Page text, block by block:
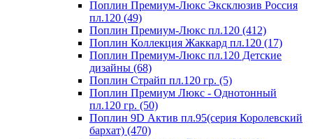
Поплин Премиум-Люкс Эксклюзив Россия
пл.120 (49)
Поплин Премиум-Люкс пл.120 (412)
Поплин Коллекция Жаккард пл.120 (17)
Поплин Премиум-Люкс пл.120 Детские
дизайны (68)
Поплин Страйп пл.120 гр. (5)
Поплин Премиум Люкс - Однотонный
пл.120 гр. (50)
Поплин 9D Актив пл.95(серия Королевский
бархат) (470)